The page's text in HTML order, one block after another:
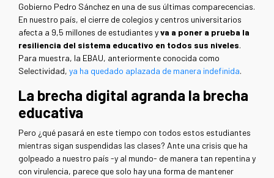
Gobierno Pedro Sánchez en una de sus últimas comparecencias.
En nuestro país, el cierre de colegios y centros universitarios
afecta a 9,5 millones de estudiantes yva a poner a prueba la
resiliencia del sistema educativo en todos sus niveles.
Para muestra, la EBAU, anteriormente conocida como
Selectividad, ya ha quedado aplazada de manera indefinida.
La brecha digital agranda la brecha
educativa
Pero ¿qué pasará en este tiempo con todos estos estudiantes
mientras sigan suspendidas las clases? Ante una crisis que ha
golpeado a nuestro país -y al mundo- de manera tan repentina y
con virulencia, parece que solo hay una forma de mantener